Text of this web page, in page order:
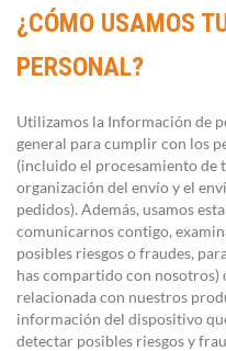
¿CÓMO USAMOS
PERSONAL?
Utilizamos la Información de
general para cumplir con los
(incluido el procesamiento de
organización del envío y el
pedidos). Además, usamos
comunicarnos contigo,
posibles riesgos o fraudes,
has compartido con
relacionada con nuestros
información del dispositivo
detectar posibles riesgos y